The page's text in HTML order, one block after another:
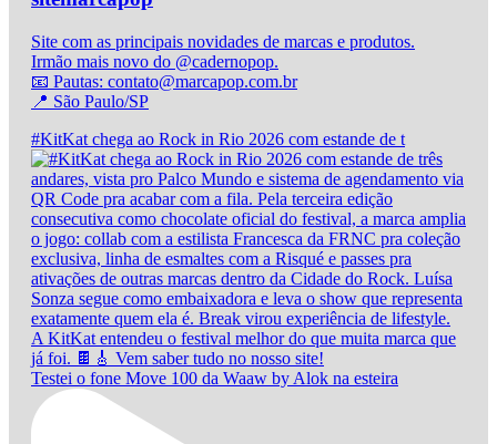
Site com as principais novidades de marcas e produtos.
Irmão mais novo do @cadernopop.
📧 Pautas: contato@marcapop.com.br
📍 São Paulo/SP
#KitKat chega ao Rock in Rio 2026 com estande de t
Testei o fone Move 100 da Waaw by Alok na esteira